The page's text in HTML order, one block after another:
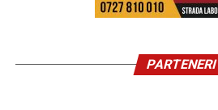
PARTENERI